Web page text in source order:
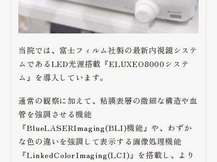
当院では、富士フィルム社製の最新内視鏡システ
ムであるLED光源搭載『ELUXEO8000システ
ム』を導入しています。
通常の観察に加えて、粘膜表層の微細な構造や血
管を強調させる機能
『BlueLASERImaging(BLI)機能』や、わずか
な色の違いを強調して表示する画像処理機能
『LinkedColorImaging(LCI)』を搭載し、より